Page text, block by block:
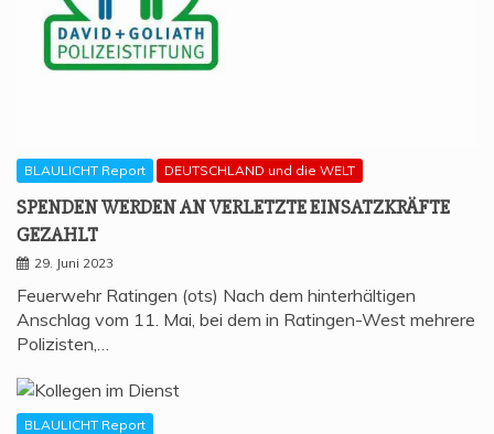
BLAULICHT Report DEUTSCHLAND und die WELT
SPEN­DEN WER­DEN AN VER­LETZ­TE EIN­SATZ­KRÄF­TE
GEZAHLT
29. Juni 2023
Feuerwehr Ratingen (ots) Nach dem hinterhältigen
Anschlag vom 11. Mai, bei dem in Ratingen-West mehrere
Polizisten,…
BLAULICHT Report